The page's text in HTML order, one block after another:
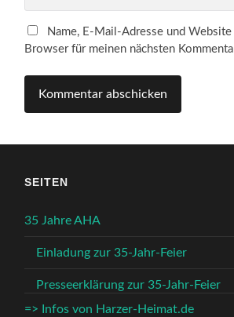
Name, E-Mail-Adresse und
Browser für meinen nächsten
SEITEN
35 Jahre AHA
Einladung zur 35-Jahr-Feier
Presseerklärung zur 35-Jahr-Feier
=> Infos von Harzer-Heimat.de